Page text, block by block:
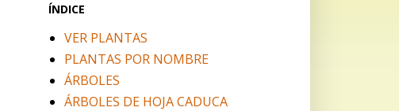
ÍNDICE
VER PLANTAS
PLANTAS POR NOMBRE
ÁRBOLES
ÁRBOLES DE HOJA CADUCA